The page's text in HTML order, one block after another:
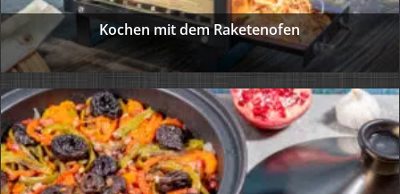
Kochen mit dem Raketenofen